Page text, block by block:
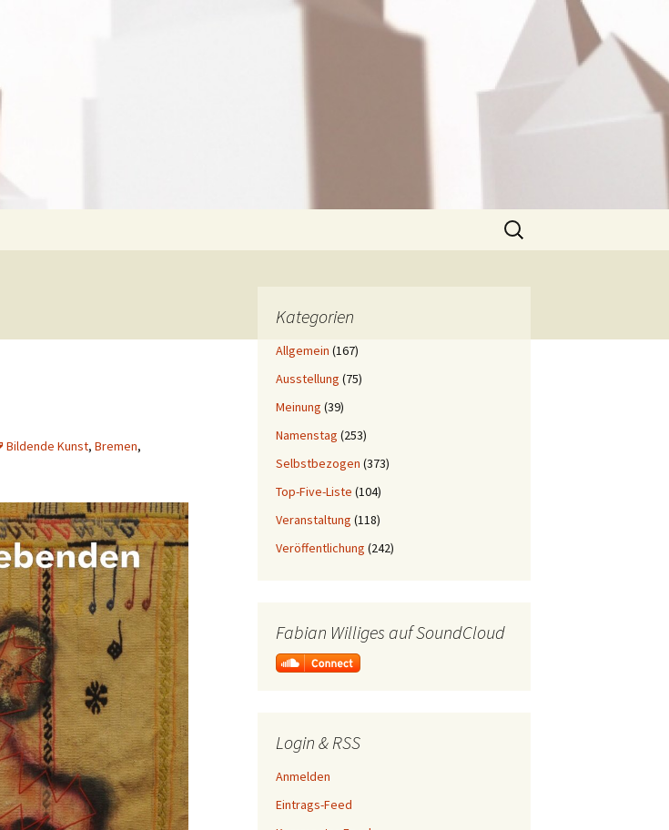
Suchen
nach:
Bildende Kunst, Bremen,
Kategorien
Allgemein (167)
Ausstellung (75)
Meinung (39)
Namenstag (253)
Selbstbezogen (373)
Top-Five-Liste (104)
Veranstaltung (118)
Veröffentlichung (242)
Fabian Williges auf SoundCloud
Login & RSS
Anmelden
Eintrags-Feed